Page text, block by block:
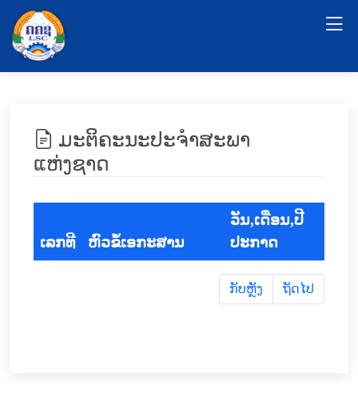
ມະຕິຄະນະປະຈຳສະພາ
ແຫ່ງຊາດ
ເລກທີ ຫົວຂໍ້ເອກະສານ
ວັນ,ເດືອນ,ປີ
ປະກາດ
ກັບຫຼັງ ຖັດໄປ